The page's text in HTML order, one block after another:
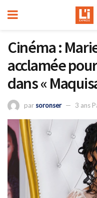
Cinéma :
acclamée
dans «
par soronser 3 ans